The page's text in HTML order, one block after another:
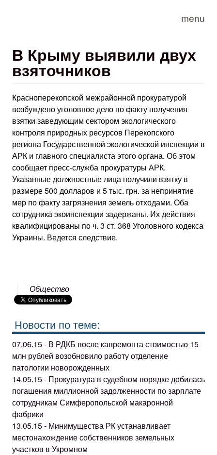
menu
В Крыму выявили двух
взяточников
Красноперекопской межрайонной прокуратурой
возбуждено уголовное дело по факту получения
взятки заведующим сектором экологического
контроля природных ресурсов Перекопского
региона Государственной экологической инспекции в
АРК и главного специалиста этого органа. Об этом
сообщает пресс-служба прокуратуры АРК.
Указанные должностные лица получили взятку в
размере 500 долларов и 5 тыс. грн. за непринятие
мер по факту загрязнения земель отходами. Оба
сотрудника экоинспекции задержаны. Их действия
квалифицированы по ч. 3 ст. 368 Уголовного кодекса
Украины. Ведется следствие.
Общество
Новости по теме:
07.06.15 - В РДКБ после капремонта стоимостью 15
млн рублей возобновило работу отделение
патологии новорожденных
14.05.15 - Прокуратура в судебном порядке добилась
погашения миллионной задолженности по зарплате
сотрудникам Симферопольской макаронной
фабрики
13.05.15 - Минимущества РК устанавливает
местонахождение собственников земельных
участков в Укромном